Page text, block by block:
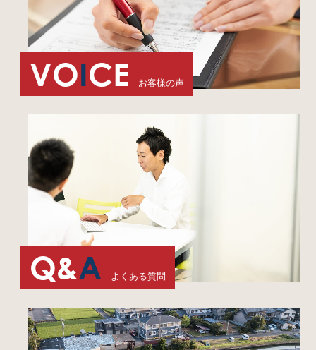
VOICE お客様の声
Q&A よくある質問